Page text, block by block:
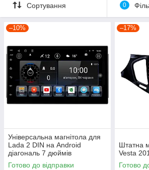
Сортування 0
–10%
Універсальна магнітола для
Lada 2 DIN на Android
діагональ 7 дюймів
Готово до відправки
–17%
Штатна
Vesta
Готово